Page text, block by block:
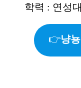
학력 : 연성
👉냥